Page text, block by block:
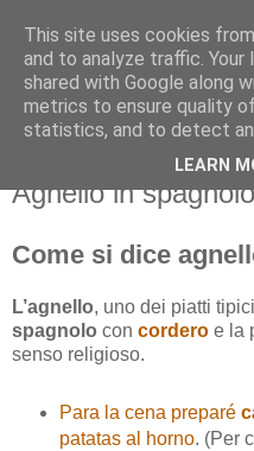
venerdì 23 maggio 2014
Agnello in spagnolo
Come si dice
L’agnello, uno dei piatti
spagnolo con cordero e la
senso religioso.
Para la cena preparé
patatas al horno. (Per
This site uses cookies
and to analyze traffic. Your
shared with Google along
metrics to ensure quality
statistics, and to detect
LEARN